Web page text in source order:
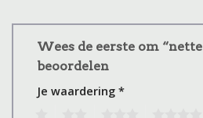
Wees de eerste om
beoordelen
Je waardering *